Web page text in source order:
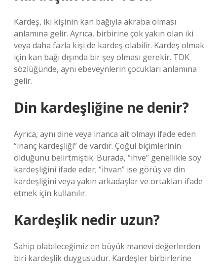
Kardeş, iki kişinin kan bağıyla akraba olması
anlamına gelir. Ayrıca, birbirine çok yakın olan iki
veya daha fazla kişi de kardeş olabilir. Kardeş olmak
için kan bağı dışında bir şey olması gerekir. TDK
sözlüğünde, aynı ebeveynlerin çocukları anlamına
gelir.
Din kardeşliğine ne denir?
Ayrıca, aynı dine veya inanca ait olmayı ifade eden
“inanç kardeşliği” de vardır. Çoğul biçimlerinin
olduğunu belirtmiştik. Burada, “ihve” genellikle soy
kardeşliğini ifade eder; “ihvan” ise görüş ve din
kardeşliğini veya yakın arkadaşlar ve ortakları ifade
etmek için kullanılır.
Kardeşlik nedir uzun?
Sahip olabileceğimiz en büyük manevi değerlerden
biri kardeşlik duygusudur. Kardeşler birbirlerine